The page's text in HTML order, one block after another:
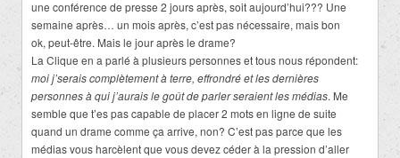
une conférence de presse 2 jours après, soit aujourd’hui??? Une
semaine après… un mois après, c’est pas nécessaire, mais bon
ok, peut-être. Mais le jour après le drame?
La Clique en a parlé à plusieurs personnes et tous nous répondent:
moi j’serais complètement à terre, effrondré et les dernières
personnes à qui j’aurais le goût de parler seraient les médias. Me
semble que t’es pas capable de placer 2 mots en ligne de suite
quand un drame comme ça arrive, non? C’est pas parce que les
médias vous harcèlent que vous devez céder à la pression d’aller